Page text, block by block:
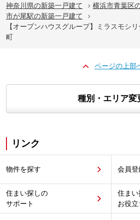
神奈川県の新築一戸建て
横浜市青葉区
市が尾駅の新築一戸建て
【オープンハウスグループ】ミラスモシ
町
ページの上部
種別・エリア変
リンク
物件を探す 会員登
住まい探しの
サポート
住ま
お役